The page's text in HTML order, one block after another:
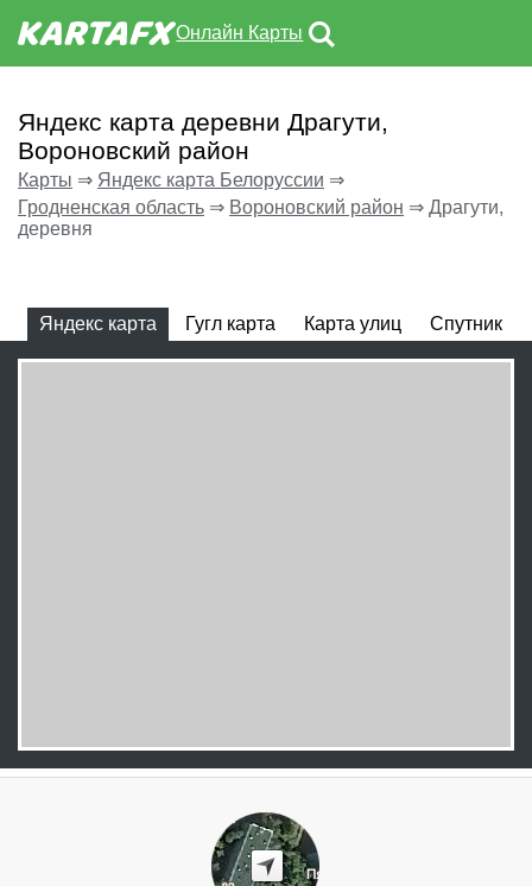
Онлайн Карты
Яндекс карта деревни Драгути,
Вороновский район
Карты ⇒ Яндекс карта Белоруссии ⇒
Гродненская область ⇒ Вороновский район ⇒ Драгути,
деревня
Яндекс карта Гугл карта Карта улиц Спутник